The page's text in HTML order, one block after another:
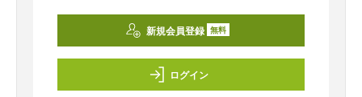
新規会員登録 無料
ログイン